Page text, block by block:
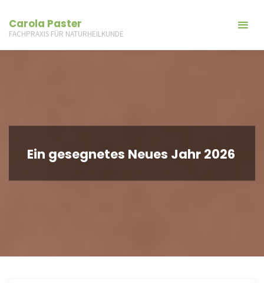
Carola Paster
FACHPRAXIS FÜR NATURHEILKUNDE
Ein gesegnetes Neues Jahr 2026